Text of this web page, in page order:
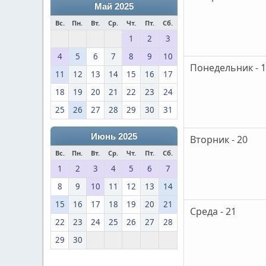
Май 2025
Вс. Пн. Вт. Ср. Чт. Пт. Сб.
1 2
3
4
5 6 7 8 9
10
11
12 13 14 15 16
17
18
19 20 21 22 23
24
25
26 27 28 29 30 31
Июнь 2025
Вс. Пн. Вт. Ср. Чт. Пт. Сб.
1 2 3 4 5 6
7
8
9 10 11 12 13
14
15
16 17 18 19 20
21
22
23 24 25 26 27
28
29
30
Понедельник -
Вторник - 20
Среда - 21